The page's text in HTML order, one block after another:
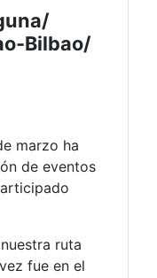
Bilbao/
marzo ha
de eventos
ruta
fue en el